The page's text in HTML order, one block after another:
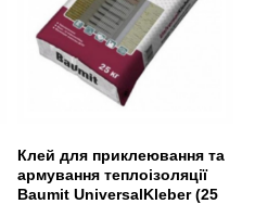
Клей для приклеювання та
армування теплоізоляції
Baumit UniversalKleber (25